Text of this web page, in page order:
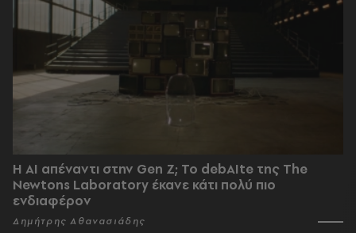
Η AI απέναντι στην Gen Z; Το debAIte της The
Newtons Laboratory έκανε κάτι πολύ πιο
ενδιαφέρον
Δημήτρης Αθανασιάδης